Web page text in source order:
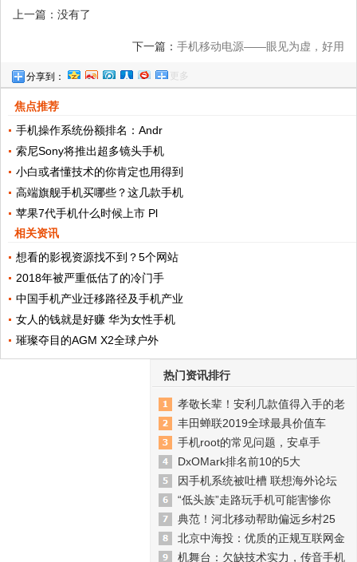
上一篇：没有了
下一篇： 手机移动电源——眼见为虚，好用
分享到： 更多
焦点推荐
手机操作系统份额排名：Andr
索尼Sony将推出超多镜头手机
小白或者懂技术的你肯定也用得到
高端旗舰手机买哪些？这几款手机
苹果7代手机什么时候上市 Pl
相关资讯
想看的影视资源找不到？5个网站
2018年被严重低估了的冷门手
中国手机产业迁移路径及手机产业
女人的钱就是好赚 华为女性手机
璀璨夺目的AGM X2全球户外
热门资讯排行
孝敬长辈！安利几款值得入手的老
丰田蝉联2019全球最具价值车
手机root的常见问题，安卓手
DxOMark排名前10的5大
因手机系统被吐槽 联想海外论坛
“低头族”走路玩手机可能害惨你
典范！河北移动帮助偏远乡村25
北京中海投：优质的正规互联网金
机舞台：欠缺技术实力，传音手机